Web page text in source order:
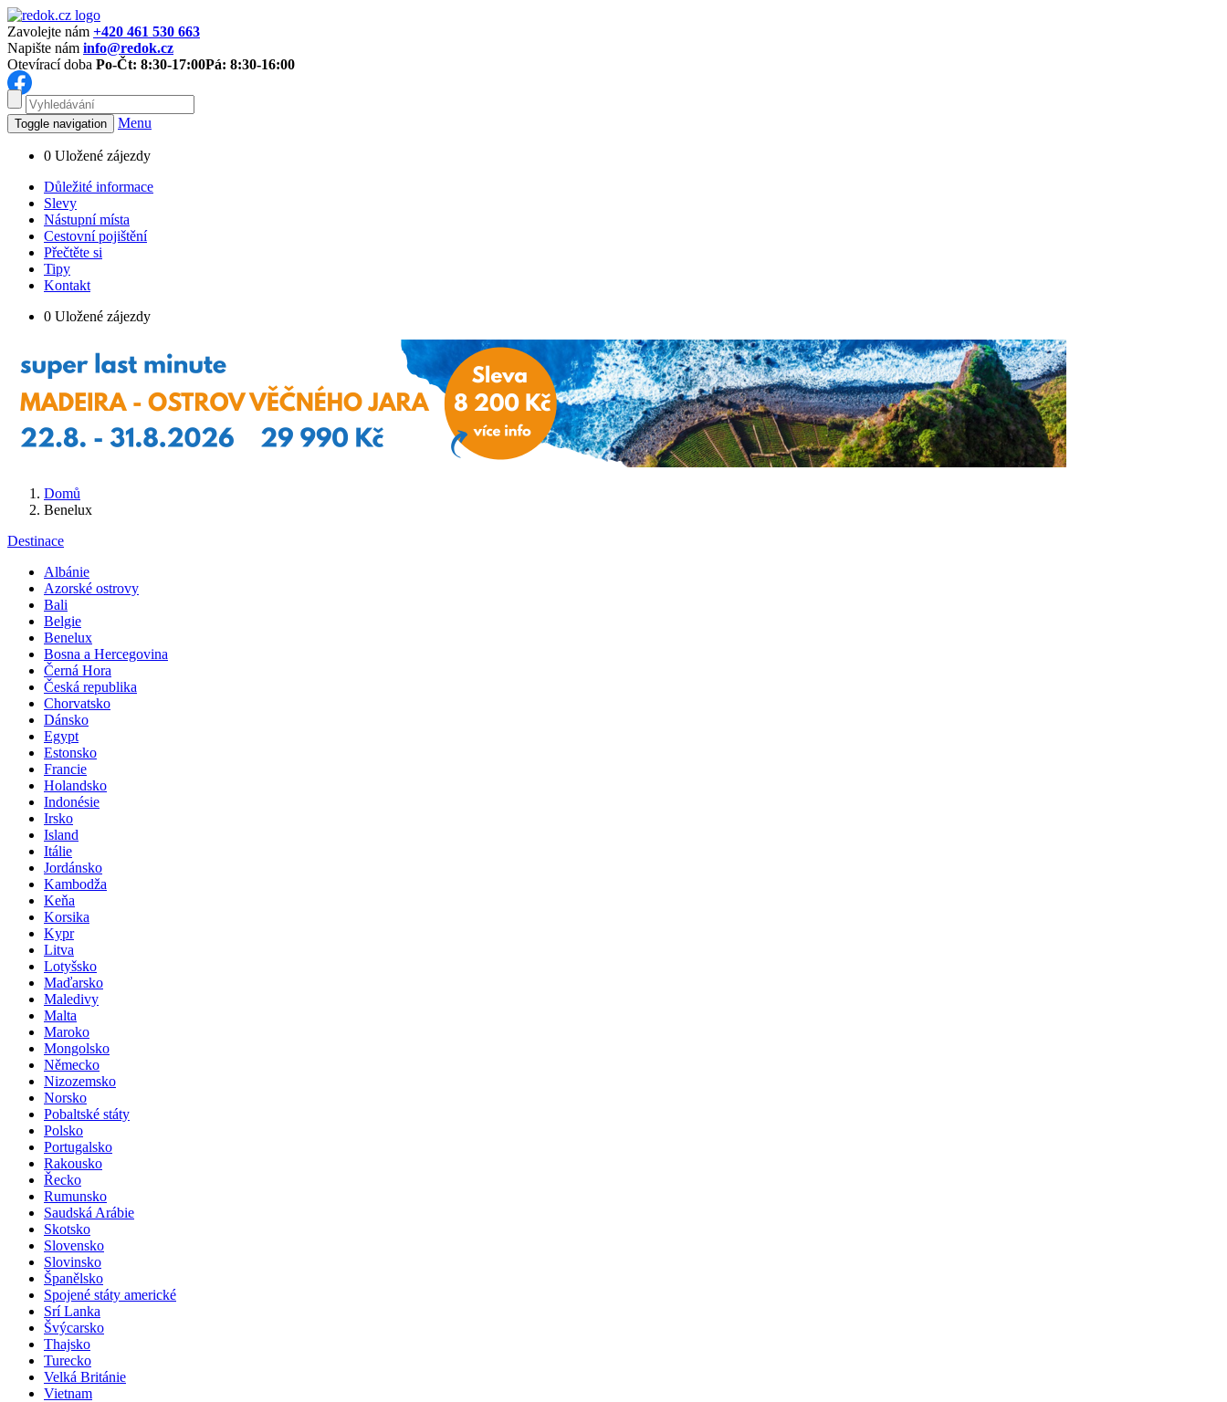
Zavolejte nám +420 461 530 663
Napište nám info@redok.cz
Otevírací doba Po-Čt: 8:30-17:00Pá: 8:30-16:00
Toggle navigation Menu
0 Uložené zájezdy
Důležité informace
Slevy
Nástupní místa
Cestovní pojištění
Přečtěte si
Tipy
Kontakt
0 Uložené zájezdy
Domů
Benelux
Destinace
Albánie
Azorské ostrovy
Bali
Belgie
Benelux
Bosna a Hercegovina
Černá Hora
Česká republika
Chorvatsko
Dánsko
Egypt
Estonsko
Francie
Holandsko
Indonésie
Irsko
Island
Itálie
Jordánsko
Kambodža
Keňa
Korsika
Kypr
Litva
Lotyšsko
Maďarsko
Maledivy
Malta
Maroko
Mongolsko
Německo
Nizozemsko
Norsko
Pobaltské státy
Polsko
Portugalsko
Rakousko
Řecko
Rumunsko
Saudská Arábie
Skotsko
Slovensko
Slovinsko
Španělsko
Spojené státy americké
Srí Lanka
Švýcarsko
Thajsko
Turecko
Velká Británie
Vietnam